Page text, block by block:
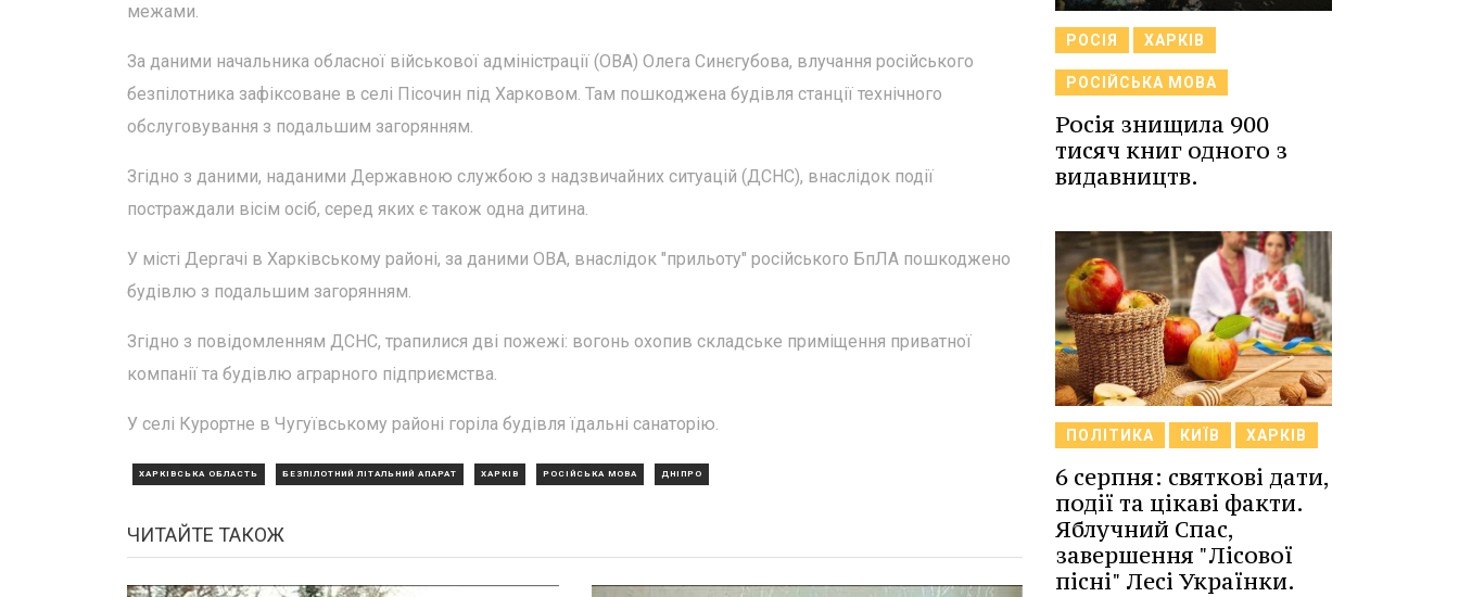
межами.
За даними начальника обласної військової адміністрації (ОВА) Олега Синєгубова, влучання російського
безпілотника зафіксоване в селі Пісочин під Харковом. Там пошкоджена будівля станції технічного
обслуговування з подальшим загорянням.
Згідно з даними, наданими Державною службою з надзвичайних ситуацій (ДСНС), внаслідок події
постраждали вісім осіб, серед яких є також одна дитина.
У місті Дергачі в Харківському районі, за даними ОВА, внаслідок "прильоту" російського БпЛА пошкоджено
будівлю з подальшим загорянням.
Згідно з повідомленням ДСНС, трапилися дві пожежі: вогонь охопив складське приміщення приватної
компанії та будівлю аграрного підприємства.
У селі Курортне в Чугуївському районі горіла будівля їдальні санаторію.
ХАРКІВСЬКА ОБЛАСТЬ БЕЗПІЛОТНИЙ ЛІТАЛЬНИЙ АПАРАТ ХАРКІВ РОСІЙСЬКА МОВА ДНІПРО
ЧИТАЙТЕ ТАКОЖ
РОСІЯ ХАРКІВ
РОСІЙСЬКА МОВА
Росія знищила 900
тисяч книг одного з
видавництв.
ПОЛІТИКА КИЇВ ХАРКІВ
6 серпня: святкові дати,
події та цікаві факти.
Яблучний Спас,
завершення "Лісової
пісні" Лесі Українки.